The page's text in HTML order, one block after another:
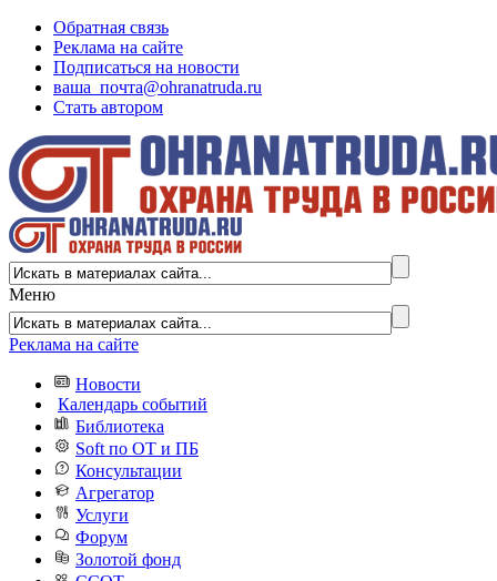
Обратная связь
Реклама на сайте
Подписаться на новости
ваша_почта@ohranatruda.ru
Стать автором
Меню
Реклама на сайте
Новости
Календарь событий
Библиотека
Soft по ОТ и ПБ
Консультации
Агрегатор
Услуги
Форум
Золотой фонд